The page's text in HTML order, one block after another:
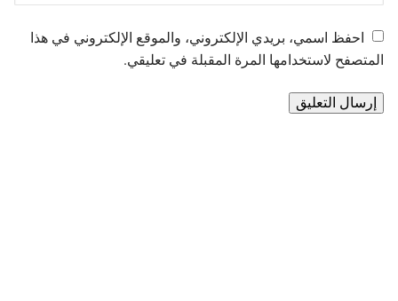
احفظ اسمي، بريدي الإلكتروني، والموقع الإلكتروني في هذا
المتصفح لاستخدامها المرة المقبلة في تعليقي.